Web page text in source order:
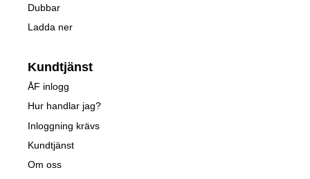
Dubbar
Ladda ner
Kundtjänst
ÅF inlogg
Hur handlar jag?
Inloggning krävs
Kundtjänst
Om oss